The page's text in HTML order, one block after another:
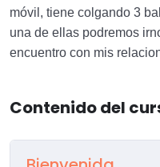
móvil, tiene colgando 3
una de ellas podremos
encuentro con mis
Contenido del